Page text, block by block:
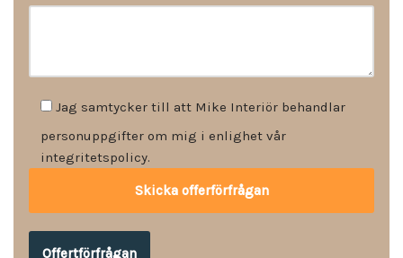
Jag samtycker till att Mike Interiör behandlar
personuppgifter om mig i enlighet vår
integritetspolicy.
Offertförfrågan